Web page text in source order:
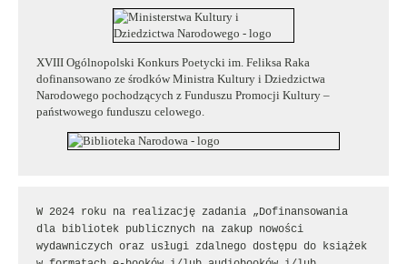
XVIII Ogólnopolski Konkurs Poetycki im. Feliksa Raka
dofinansowano ze środków Ministra Kultury i Dziedzictwa
Narodowego pochodzących z Funduszu Promocji Kultury –
państwowego funduszu celowego.
W 2024 roku na realizację zadania „Dofinansowania
dla bibliotek publicznych na zakup nowości
wydawniczych oraz usługi zdalnego dostępu do książek